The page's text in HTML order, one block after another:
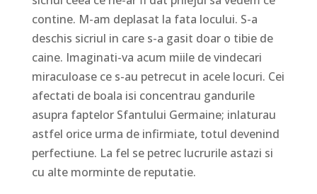
contine. M-am deplasat la fata locului. S-a
deschis sicriul in care s-a gasit doar o tibie de
caine. Imaginati-va acum miile de vindecari
miraculoase ce s-au petrecut in acele locuri. Cei
afectati de boala isi concentrau gandurile
asupra faptelor Sfantului Germaine; inlaturau
astfel orice urma de infirmiate, totul devenind
perfectiune. La fel se petrec lucrurile astazi si
cu alte morminte de reputatie.